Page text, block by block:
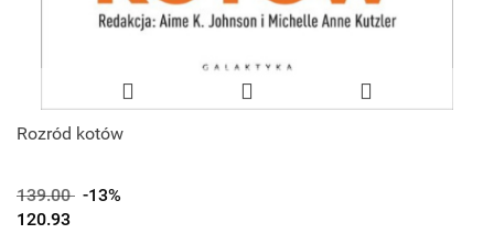
Rozród kotów
139.00 -13%
120.93